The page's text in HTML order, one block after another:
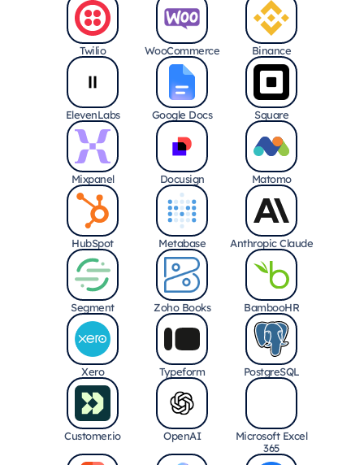
Twilio WooCommerce Binance
ElevenLabs Google Docs Square
Mixpanel Docusign Matomo
HubSpot Metabase Anthropic Claude
Segment Zoho Books BambooHR
Xero Typeform PostgreSQL
Customer.io OpenAI
Microsoft Excel
365